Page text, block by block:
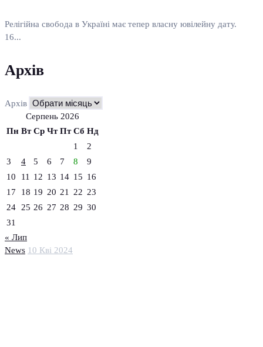
News 10 Кві 2024
Релігійна свобода в Україні має тепер власну ювілейну дату.
16...
Архів
Архів
Серпень 2026
Пн Вт Ср Чт Пт Сб Нд
1
2
3
4 5 6 7 8
9
10
11 12 13 14 15 16
17
18 19 20 21 22 23
24
25 26 27 28 29 30
31
« Лип